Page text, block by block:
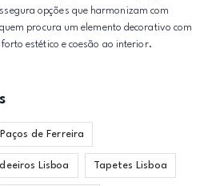
opções que harmonizam com
procura um elemento decorativo com
estético e coesão ao interior.
de Ferreira
Lisboa Tapetes Lisboa